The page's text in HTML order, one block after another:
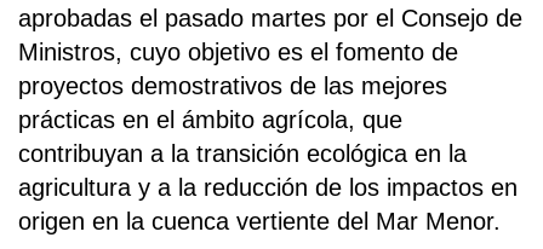
aprobadas el pasado martes por el Consejo de
Ministros, cuyo objetivo es el fomento de
proyectos demostrativos de las mejores
prácticas en el ámbito agrícola, que
contribuyan a la transición ecológica en la
agricultura y a la reducción de los impactos en
origen en la cuenca vertiente del Mar Menor.